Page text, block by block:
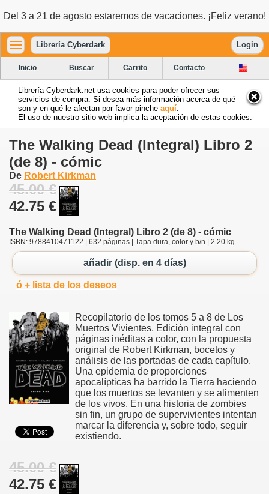
Del 3 a 21 de agosto estaremos de vacaciones. ¡Feliz verano!
Librería Cyberdark Login
Inicio Buscar Carrito Contacto
Librería Cyberdark.net usa cookies para poder ofrecer sus
servicios de compra. Si desea más información acerca de qué
son y en qué le afectan por favor pinche aquí
El uso de nuestro sitio web implica la aceptación de estas cookies.
The Walking Dead (Integral) Libro 2
(de 8) - cómic
De Robert Kirkman
45.00 €
42.75 €
The Walking Dead (Integral) Libro 2 (de 8) - cómic
ISBN: 9788410471122 | 632 páginas | Tapa dura, color y b/n | 2.20 kg
añadir (disp. en 4 días)
ó + lista de los deseos
Recopilatorio de los tomos 5 a 8 de Los
Muertos Vivientes. Edición integral con
páginas inéditas a color, con la propuesta
original de Robert Kirkman, bocetos y
análisis de las portadas de cada capítulo.
Una epidemia de proporciones
apocalípticas ha barrido la Tierra haciendo
que los muertos se levanten y se alimenten
de los vivos. En una historia de zombies
sin fin, un grupo de supervivientes intentan
marcar la diferencia y, sobre todo, seguir
existiendo.
45.00 €
42.75 €